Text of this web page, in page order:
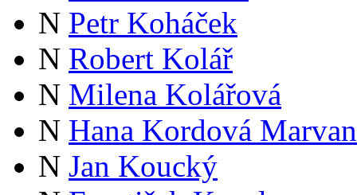
N Petr Koháček
N Robert Kolář
N Milena Kolářová
N Hana Kordová
N Jan Koucký